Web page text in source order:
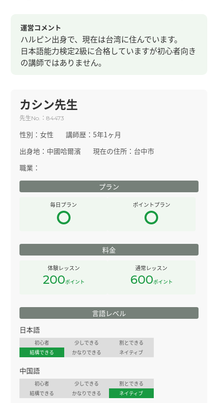
運営コメント
ハルピン出身で、現在は台湾に住んでいます。
日本語能力検定2級に合格していますが初心者向き
の講師ではありません。
カシン先生
先生No. ：84473
性別：女性 講師歴：5年1ヶ月
出身地： 中國哈爾濱 現在の住所： 台中市
職業：
プラン
毎日プラン ポイントプラン
料金
体験レッスン
200ポイント
通常レッスン
600ポイント
言語レベル
日本語
初心者 少しできる
割とできる
結構できる
かなりできる ネイティブ
中国語
初心者 少しできる
割とできる
結構できる
かなりできる ネイティブ